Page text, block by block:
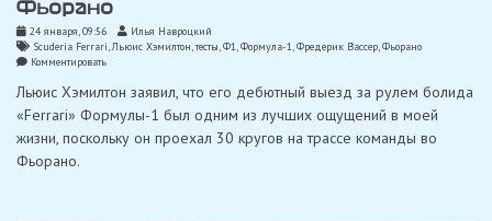
Фьорано
24 января, 09:56
Илья Навроцкий
Scuderia Ferrari,Льюис Хэмилтон,тесты,Ф1,Формула-1,Фредерик Вассер,Фьорано
Комментироватьon
отреагировал
свой
дебютный
Льюис Хэмилтон заявил, что его дебютный выезд за рулем болида
«Ferrari» Формулы-1 был одним из лучших ощущений в моей
жизни, поскольку он проехал 30 кругов на трассе команды во
Фьорано.